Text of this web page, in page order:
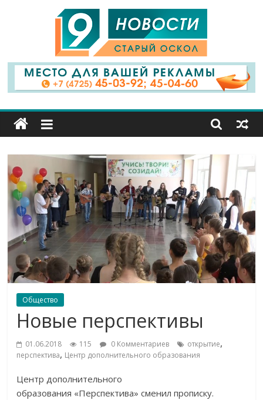
9
Канал
Старый
Оскол
Общество
Новые перспективы
01.06.2018 115 0 Комментариев открытие,
перспектива, Центр дополнительного образования
Центр дополнительного
образования «Перспектива» сменил прописку.